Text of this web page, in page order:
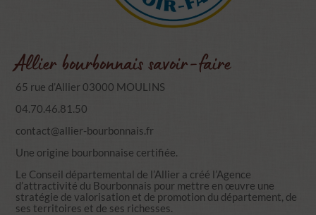
Allier bourbonnais savoir-faire
65 rue d’Allier 03000 MOULINS
04.70.46.81.50
contact@allier-bourbonnais.fr
Une origine bourbonnaise certifiée.
Le Conseil départemental de l’Allier a créé l’Agence
d’attractivité du Bourbonnais pour mettre en œuvre une
stratégie de valorisation et de promotion du département, de
ses territoires et de ses richesses.